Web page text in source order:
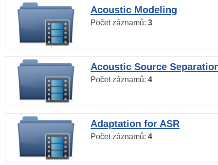
Acoustic Modeling
Počet záznamů: 3
Acoustic Source
Počet záznamů: 4
Adaptation for ASR
Počet záznamů: 4